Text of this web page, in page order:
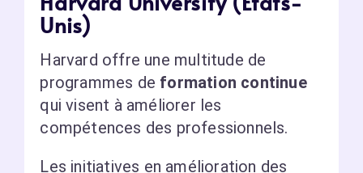
Unis)
Harvard offre une multitude de
programmes de formation continue
qui visent à améliorer les
compétences des professionnels.
Les initiatives en amélioration des